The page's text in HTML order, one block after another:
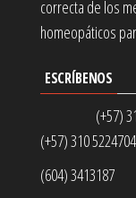
correcta de los
homeopáticos
ESCRÍBENOS
(+57)
(+57) 310
(604) 3413187